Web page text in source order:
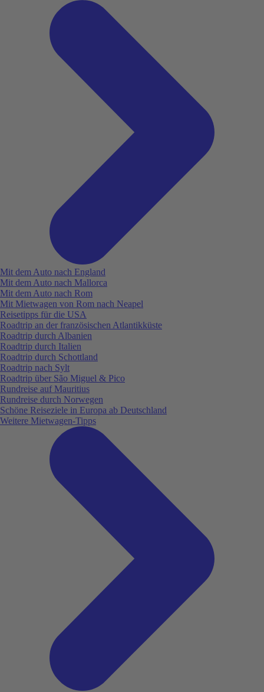
Mit dem Auto nach England
Mit dem Auto nach Mallorca
Mit dem Auto nach Rom
Mit Mietwagen von Rom nach Neapel
Reisetipps für die USA
Roadtrip an der französischen Atlantikküste
Roadtrip durch Albanien
Roadtrip durch Italien
Roadtrip durch Schottland
Roadtrip nach Sylt
Roadtrip über São Miguel & Pico
Rundreise auf Mauritius
Rundreise durch Norwegen
Schöne Reiseziele in Europa ab Deutschland
Weitere Mietwagen-Tipps